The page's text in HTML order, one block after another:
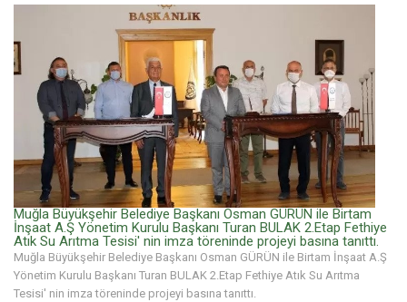
Muğla Büyükşehir Belediye Başkanı Osman GÜRÜN ile Birtam
İnşaat A.Ş Yönetim Kurulu Başkanı Turan BULAK 2.Etap Fethiye
Atık Su Arıtma Tesisi' nin imza töreninde projeyi basına tanıttı.
Muğla Büyükşehir Belediye Başkanı Osman GÜRÜN ile Birtam İnşaat A.Ş
Yönetim Kurulu Başkanı Turan BULAK 2.Etap Fethiye Atık Su Arıtma
Tesisi' nin imza töreninde projeyi basına tanıttı.